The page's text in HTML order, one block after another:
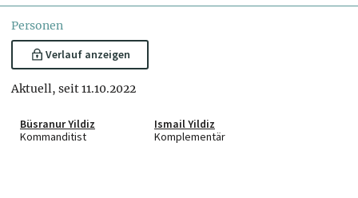
Personen
Verlauf anzeigen
Aktuell, seit 11.10.2022
Büsranur Yildiz
Kommanditist
Ismail Yildiz
Komplementär